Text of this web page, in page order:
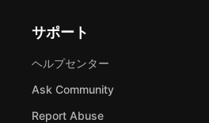
サポート
ヘルプセンター
Ask Community
Report Abuse